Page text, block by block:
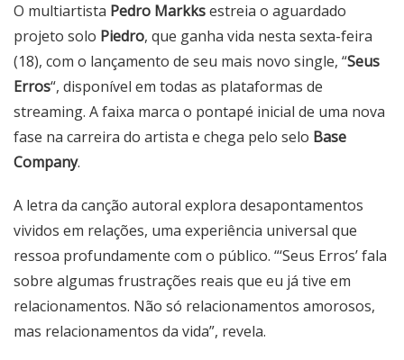
O multiartista Pedro Markksestreia o aguardado
projeto solo Piedro, que ganha vida nesta sexta-feira
(18), com o lançamento de seu mais novo single, “Seus
Erros“, disponível em todas as plataformas de
streaming. A faixa marca o pontapé inicial de uma nova
fase na carreira do artista e chega pelo selo Base
Company.
A letra da canção autoral explora desapontamentos
vividos em relações, uma experiência universal que
ressoa profundamente com o público. “‘Seus Erros’ fala
sobre algumas frustrações reais que eu já tive em
relacionamentos. Não só relacionamentos amorosos,
mas relacionamentos da vida”, revela.